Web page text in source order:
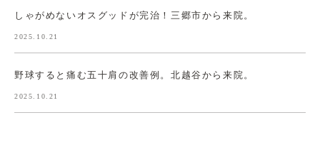
しゃがめないオスグッドが完治！三郷市から来院。
2025.10.21
野球すると痛む五十肩の改善例。北越谷から来院。
2025.10.21